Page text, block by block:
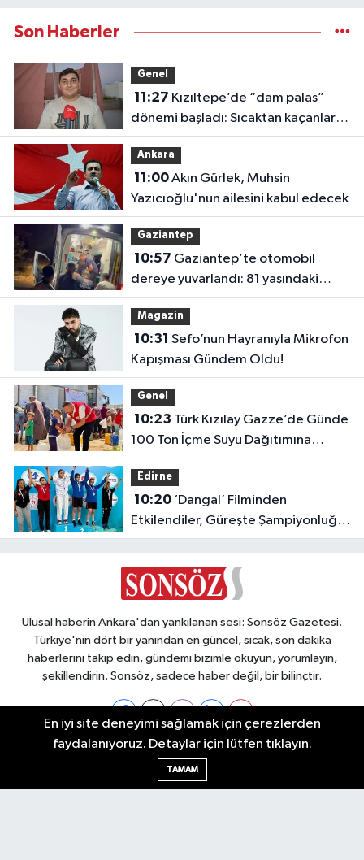
Son Haberler
Genel
11:27
dönemi başladı: Sıcaktan kaçanlar
damlara çıkıyor
Ankara
11:00Akın Gürlek, Muhsin
Yazıcıoğlu'nun ailesini kabul edecek
Gaziantep
10:57
dereye yuvarlandı: 81 yaşındaki
sürücü yaralandı
Magazin
10:31
Kapışması Gündem Oldu!
Genel
10:23
100 Ton İçme Suyu Dağıtımına
Başladı
Edirne
10:20‘Dangal’ Filminden
Etkilendiler, Güreşte Şampiyonluğa
Doymadılar!
Ulusal haberin Ankara'dan yankılanan sesi: Sonsöz Gazetesi.
Türkiye'nin dört bir yanından en güncel, sıcak, son dakika
haberlerini takip edin, gündemi bizimle okuyun, yorumlayın,
şekillendirin. Sonsöz, sadece haber değil, bir bilinçtir.
Ankara Nöbetçi Eczaneler
En iyi site deneyimi sağlamak için çerezlerden
faydalanıyoruz. Detaylar için lütfen tıklayın.
TAMAM